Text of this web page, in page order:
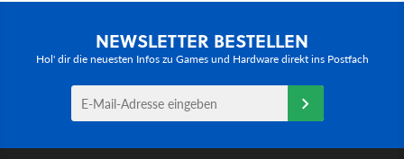
NEWSLETTER BESTELLEN
Hol' dir die neuesten Infos zu Games und Hardware direkt ins Postfach